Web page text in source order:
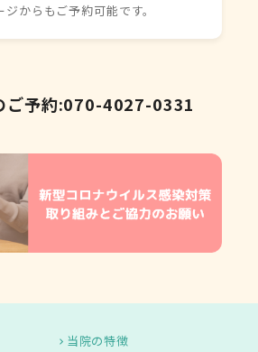
ジからもご予約可能です。
ご予約:070-4027-0331
当院の特徴